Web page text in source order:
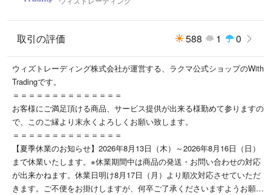
◆仕様：-
◆付属品：ケース(スレ・キズ・ヨゴレあり) クロス
◆程度：【中古美品】---詳細：テンプルにスレやパッドにヨゴレがござい
ますが、その他に特筆するダメージはなく、まだまだ問題なくご愛用頂け
ます。
※基本的にお客様都合のご返品ご返金は承っておりません。気になる内容
があれば必ず入札、ご購入前にご連絡をお願い致します。
取引の評価 588 1 0
ウィズトレーディング株式会社が運営する、ラクマ公式ショップのWith
Tradingです。
＝＝＝＝＝＝＝＝＝＝＝＝＝＝
お客様にご満足頂ける商品、サービス提供が出来る様勤めて参りますの
で、このご縁より末永くよろしくお願い致します。
＝＝＝＝＝＝＝＝＝＝＝＝＝＝
【夏季休業のお知らせ】2026年8月13日（木）～2026年8月16日（日）
まで休業いたします。※休業期間中は商品の発送・お問い合わせの対応
が出来かねます。休業日明け8月17日（月）より順次対応させていただ
きます。ご不便をお掛けしますが、何卒ご了承くださいますようお願い